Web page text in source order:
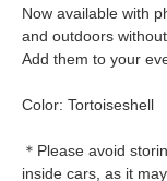
Now available with
and outdoors
Add them to your
Color: Tortoiseshell
＊Please avoid
inside cars, as it